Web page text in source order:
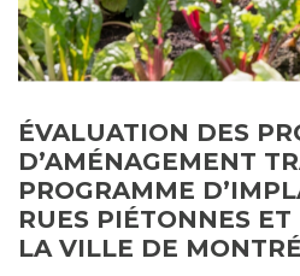
ÉVALUATION DES
D’AMÉNAGEMENT
PROGRAMME
RUES PIÉTONNES ET
LA VILLE DE